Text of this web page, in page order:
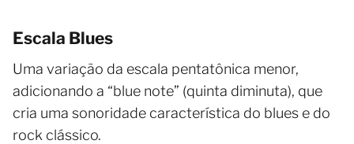
Escala Blues
Uma variação da escala pentatônica menor,
adicionando a “blue note” (quinta diminuta), que
cria uma sonoridade característica do blues e do
rock clássico.